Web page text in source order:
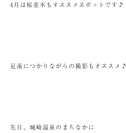
4月は桜並木もオススメスポットです♪
足湯につかりながらの撮影もオススメ♪
先日、城崎温泉のまちなかに